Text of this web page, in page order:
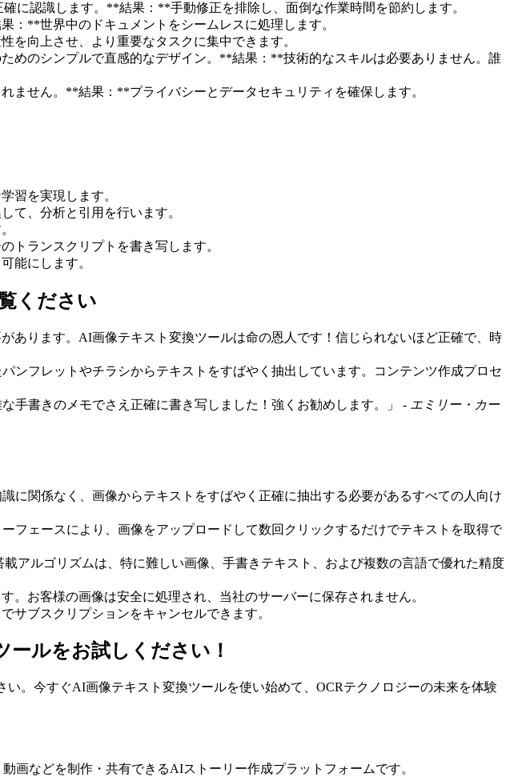
認識します。**結果：**手動修正を排除し、面倒な作業時間を節約します。
**世界中のドキュメントをシームレスに処理します。
向上させ、より重要なタスクに集中できます。
のシンプルで直感的なデザイン。**結果：**技術的なスキルは必要ありません。誰
せん。**結果：**プライバシーとデータセキュリティを確保します。
習を実現します。
て、分析と引用を行います。
トランスクリプトを書き写します。
能にします。
ください
あります。AI画像テキスト変換ツールは命の恩人です！信じられないほど正確で、時
ンフレットやチラシからテキストをすばやく抽出しています。コンテンツ作成プロセ
手書きのメモでさえ正確に書き写しました！強くお勧めします。」 - エミリー・カー
関係なく、画像からテキストをすばやく正確に抽出する必要があるすべての人向け
ェースにより、画像をアップロードして数回クリックするだけでテキストを取得で
アルゴリズムは、特に難しい画像、手書きテキスト、および複数の言語で優れた精度
お客様の画像は安全に処理され、当社のサーバーに保存されません。
ブスクリプションをキャンセルできます。
ルをお試しください！
。今すぐAI画像テキスト変換ツールを使い始めて、OCRテクノロジーの未来を体験
画などを制作・共有できるAIストーリー作成プラットフォームです。